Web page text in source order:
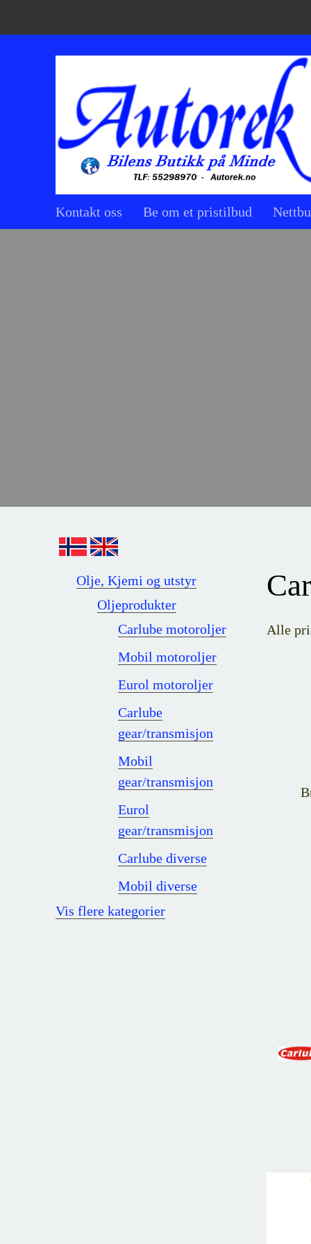
Kontakt oss Be om et pristilbud
Olje, Kjemi og utstyr
Oljeprodukter
Carlube motoroljer
Mobil motoroljer
Eurol motoroljer
Carlube
gear/transmisjon
Mobil
gear/transmisjon
Eurol
gear/transmisjon
Carlube diverse
Mobil diverse
Vis flere kategorier
Alle